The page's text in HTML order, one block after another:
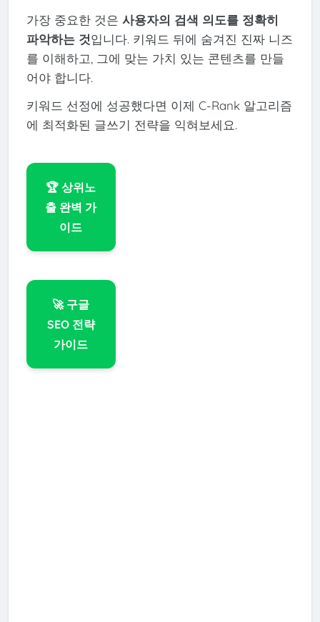
가장 중요한 것은 사용자의 검색 의도를 정확히
파악하는 것입니다. 키워드 뒤에 숨겨진 진짜 니즈
를 이해하고, 그에 맞는 가치 있는 콘텐츠를 만들
어야 합니다.
키워드 선정에 성공했다면 이제 C-Rank 알고리즘
에 최적화된 글쓰기 전략을 익혀보세요.
🏆 상위노
출 완벽 가
이드
🚀 구글
SEO 전략
가이드